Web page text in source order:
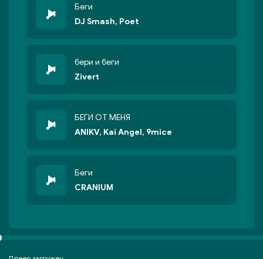
Беги
DJ Smash, Poet
бери и беги
Zivert
БЕГИ ОТ МЕНЯ
ANIKV, Kai Angel, 9mice
Беги
CRANIUM